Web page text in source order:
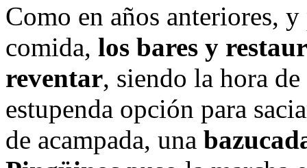
Como en años anteriores,
comida, los bares y
reventar, siendo la hora
estupenda opción para
de acampada, una